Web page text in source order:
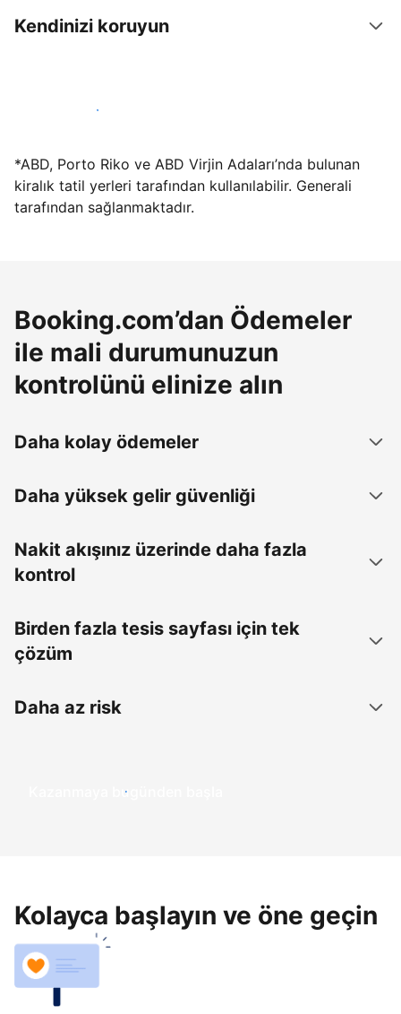
Kendinizi koruyun
Hemen tesis yayınla
*ABD, Porto Riko ve ABD Virjin Adaları’nda bulunan
kiralık tatil yerleri tarafından kullanılabilir. Generali
tarafından sağlanmaktadır.
Booking.com’dan Ödemeler
ile mali durumunuzun
kontrolünü elinize alın
Daha kolay ödemeler
Daha yüksek gelir güvenliği
Nakit akışınız üzerinde daha fazla
kontrol
Birden fazla tesis sayfası için tek
çözüm
Daha az risk
Kazanmaya bugünden başla
Kolayca başlayın ve öne geçin